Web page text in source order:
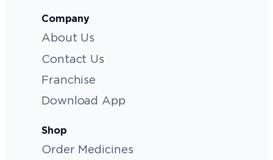
Company
About Us
Contact Us
Franchise
Download App
Shop
Order Medicines